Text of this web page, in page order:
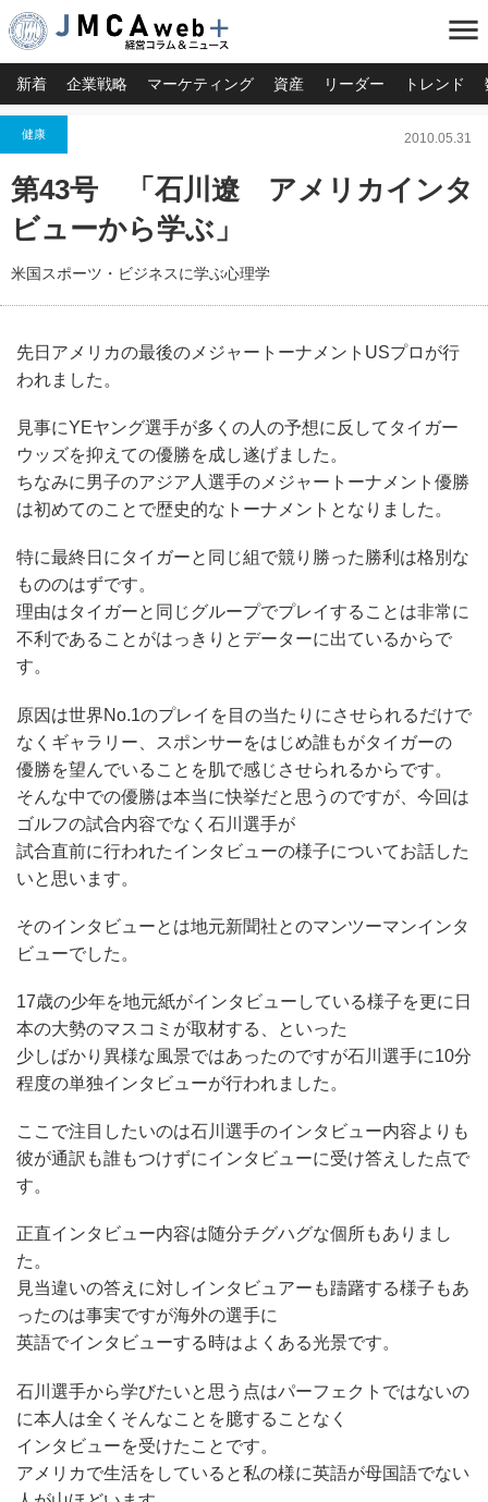
menu
新着 企業戦略 マーケティング 資産 リーダー トレンド
健康 2010.05.31
第43号 「石川遼 アメリカインタ
ビューから学ぶ」
米国スポーツ・ビジネスに学ぶ心理学
先日アメリカの最後のメジャートーナメントUSプロが行
われました。
見事にYEヤング選手が多くの人の予想に反してタイガー
ウッズを抑えての優勝を成し遂げました。
ちなみに男子のアジア人選手のメジャートーナメント優勝
は初めてのことで歴史的なトーナメントとなりました。
特に最終日にタイガーと同じ組で競り勝った勝利は格別な
もののはずです。
理由はタイガーと同じグループでプレイすることは非常に
不利であることがはっきりとデーターに出ているからで
す。
原因は世界No.1のプレイを目の当たりにさせられるだけで
なくギャラリー、スポンサーをはじめ誰もがタイガーの
優勝を望んでいることを肌で感じさせられるからです。
そんな中での優勝は本当に快挙だと思うのですが、今回は
ゴルフの試合内容でなく石川選手が
試合直前に行われたインタビューの様子についてお話した
いと思います。
そのインタビューとは地元新聞社とのマンツーマンインタ
ビューでした。
17歳の少年を地元紙がインタビューしている様子を更に日
本の大勢のマスコミが取材する、といった
少しばかり異様な風景ではあったのですが石川選手に10分
程度の単独インタビューが行われました。
ここで注目したいのは石川選手のインタビュー内容よりも
彼が通訳も誰もつけずにインタビューに受け答えした点で
す。
正直インタビュー内容は随分チグハグな個所もありまし
た。
見当違いの答えに対しインタビュアーも躊躇する様子もあ
ったのは事実ですが海外の選手に
英語でインタビューする時はよくある光景です。
石川選手から学びたいと思う点はパーフェクトではないの
に本人は全くそんなことを臆することなく
インタビューを受けたことです。
アメリカで生活をしていると私の様に英語が母国語でない